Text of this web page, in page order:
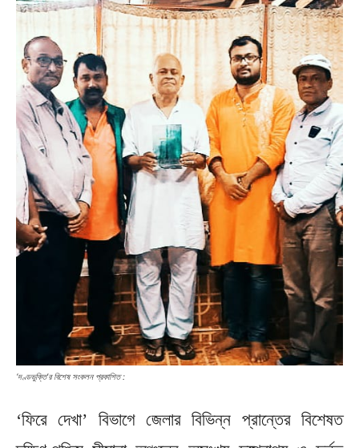
‘দণ্ডভুক্তি’র বিশেষ সংকলন প্রকাশিত :
‘ফিরে দেখা’ বিভাগে জেলার বিভিন্ন প্রান্তের বিশেষত